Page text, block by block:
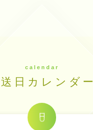
calendar
日カレンダー